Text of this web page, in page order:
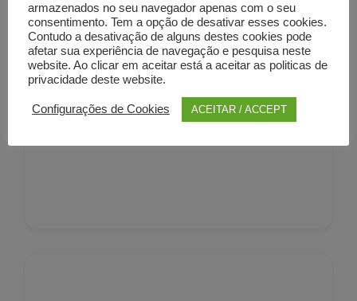
Setúbal
225
armazenados no seu navegador apenas com o seu
consentimento. Tem a opção de desativar esses cookies.
Contudo a desativação de alguns destes cookies pode
afetar sua experiência de navegação e pesquisa neste
website. Ao clicar em aceitar está a aceitar as politicas de
privacidade deste website.
Configurações de Cookies ACEITAR / ACCEPT